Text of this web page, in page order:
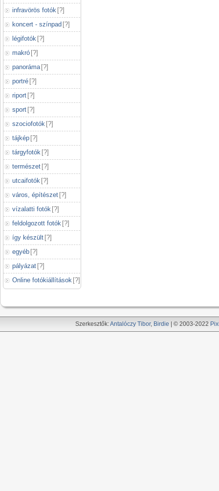
infravörös fotók [?]
koncert - színpad [?]
légifotók [?]
makró [?]
panoráma [?]
portré [?]
riport [?]
sport [?]
szociofotók [?]
tájkép [?]
tárgyfotók [?]
természet [?]
utcaifotók [?]
város, építészet [?]
vízalatti fotók [?]
feldolgozott fotók [?]
így készült [?]
egyéb [?]
pályázat [?]
Online fotókiállítások [?]
Szerkesztők:Antalóczy Tibor, Birdie | © 2003-2022